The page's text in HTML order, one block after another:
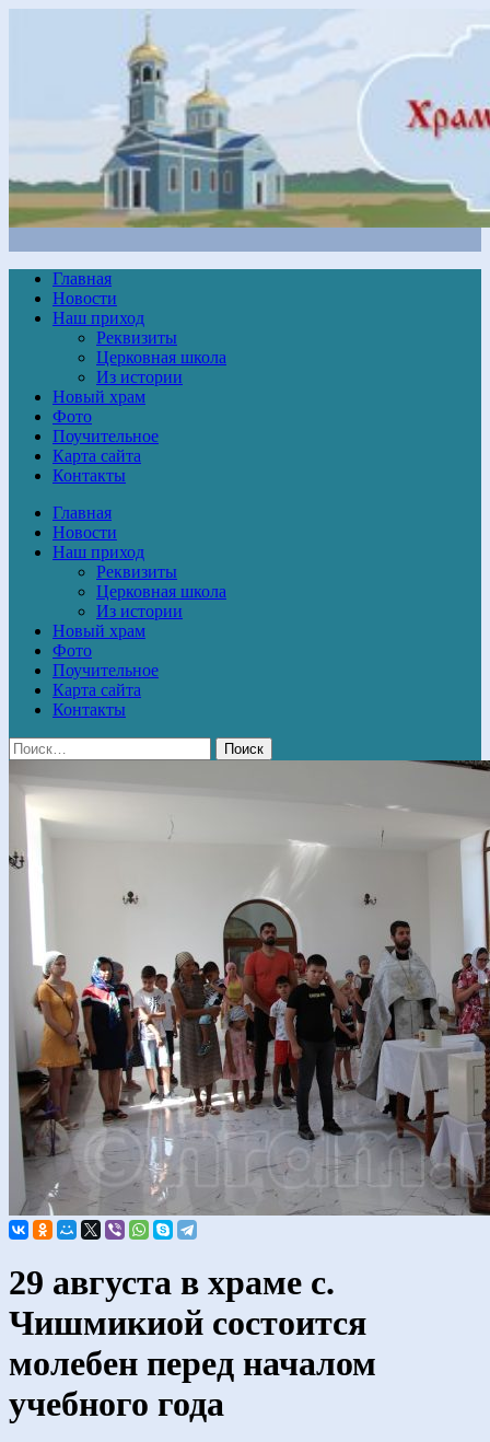
Главная
Новости
Наш приход
Реквизиты
Церковная школа
Из истории
Новый храм
Фото
Поучительное
Карта сайта
Контакты
Главная
Новости
Наш приход
Реквизиты
Церковная школа
Из истории
Новый храм
Фото
Поучительное
Карта сайта
Контакты
29 августа в храме с.
Чишмикиой состоится
молебен перед началом
учебного года